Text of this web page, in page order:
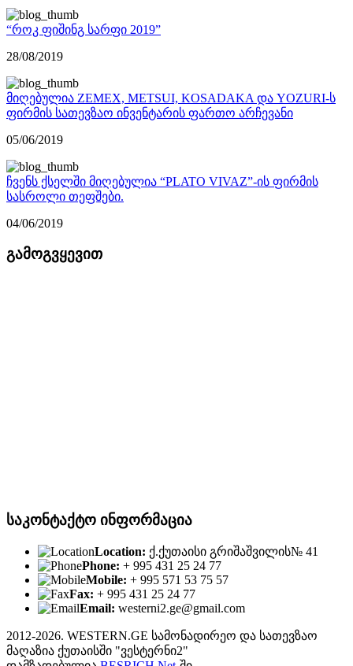
“როკ ფიშინგ სარფი 2019”
28/08/2019
მიღებულია ZEMEX, METSUI, KOSADAKA და YOZURI-ს
ფირმის სათევზაო ინვენტარის ფართო არჩევანი
05/06/2019
ჩვენს ქსელში მიღებულია “PLATO VIVAZ”-ის ფირმის
სასროლი თეფშები.
04/06/2019
გამოგვყევით
საკონტაქტო ინფორმაცია
Location: ქ.ქუთაისი გრიშაშვილის№ 41
Phone: + 995 431 25 24 77
Mobile: + 995 571 53 75 57
Fax: + 995 431 25 24 77
Email: westerni2.ge@gmail.com
2012-2026. WESTERN.GE სამონადირეო და სათევზაო
მაღაზია ქუთაისში "ვესტერნი2"